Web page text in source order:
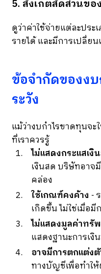
5. สังเกตสัดส่วนขอ
ดูว่าค่าใช้จ่ายแต่ละประ
รายได้ และมีการเปลี่ยน
ข้อจำกัดของง
ระวัง
แม้ว่างบกำไรขาดทุนจ
ที่เราควรรู้
ไม่แสดงกระแสเงิ
เงินสด บริษัทอา
คล่อง
ใช้เกณฑ์คงค้าง -
เกิดขึ้น ไม่ใช่เมื่อ
ไม่แสดงมูลค่าทรั
แสดงฐานะการเงิ
อาจมีการตกแต่งตั
ทางบัญชีเพื่อทำใ